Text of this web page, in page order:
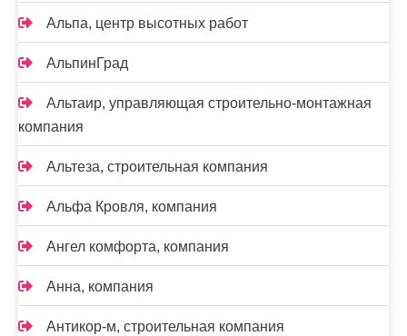
Альпа, центр высотных работ
АльпинГрад
Альтаир, управляющая строительно-монтажная
компания
Альтеза, строительная компания
Альфа Кровля, компания
Ангел комфорта, компания
Анна, компания
Антикор-м, строительная компания